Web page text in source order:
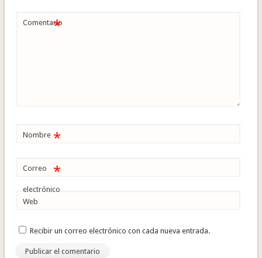
Comentario
*
Nombre *
Correo
electrónico
*
Web
Recibir un correo electrónico con cada nueva entrada.